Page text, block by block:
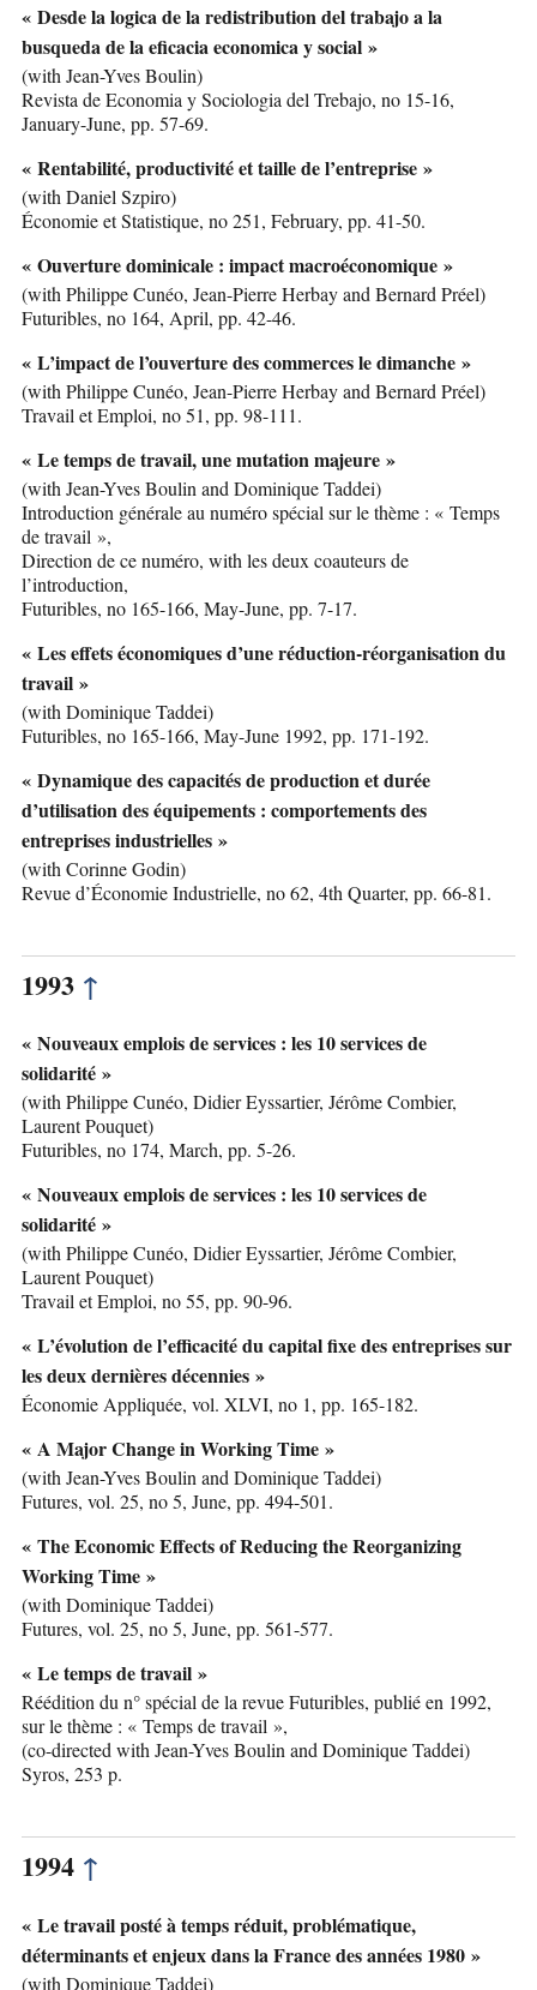
« Desde la logica de la redistribution del trabajo a la
busqueda de la eficacia economica y social »
(with Jean-Yves Boulin)
Revista de Economia y Sociologia del Trebajo, no 15-16,
January-June, pp. 57-69.
« Rentabilité, productivité et taille de l’entreprise »
(with Daniel Szpiro)
Économie et Statistique, no 251, February, pp. 41-50.
« Ouverture dominicale : impact macroéconomique »
(with Philippe Cunéo, Jean-Pierre Herbay and Bernard Préel)
Futuribles, no 164, April, pp. 42-46.
« L’impact de l’ouverture des commerces le dimanche »
(with Philippe Cunéo, Jean-Pierre Herbay and Bernard Préel)
Travail et Emploi, no 51, pp. 98-111.
« Le temps de travail, une mutation majeure »
(with Jean-Yves Boulin and Dominique Taddei)
Introduction générale au numéro spécial sur le thème : « Temps
de travail »,
Direction de ce numéro, with les deux coauteurs de
l’introduction,
Futuribles, no 165-166, May-June, pp. 7-17.
« Les effets économiques d’une réduction-réorganisation du
travail »
(with Dominique Taddei)
Futuribles, no 165-166, May-June 1992, pp. 171-192.
« Dynamique des capacités de production et durée
d’utilisation des équipements : comportements des
entreprises industrielles »
(with Corinne Godin)
Revue d’Économie Industrielle, no 62, 4th Quarter, pp. 66-81.
1993 ↑
« Nouveaux emplois de services : les 10 services de
solidarité »
(with Philippe Cunéo, Didier Eyssartier, Jérôme Combier,
Laurent Pouquet)
Futuribles, no 174, March, pp. 5-26.
« Nouveaux emplois de services : les 10 services de
solidarité »
(with Philippe Cunéo, Didier Eyssartier, Jérôme Combier,
Laurent Pouquet)
Travail et Emploi, no 55, pp. 90-96.
« L’évolution de l’efficacité du capital fixe des entreprises sur
les deux dernières décennies »
Économie Appliquée, vol. XLVI, no 1, pp. 165-182.
« A Major Change in Working Time »
(with Jean-Yves Boulin and Dominique Taddei)
Futures, vol. 25, no 5, June, pp. 494-501.
« The Economic Effects of Reducing the Reorganizing
Working Time »
(with Dominique Taddei)
Futures, vol. 25, no 5, June, pp. 561-577.
« Le temps de travail »
Réédition du n° spécial de la revue Futuribles, publié en 1992,
sur le thème : « Temps de travail »,
(co-directed with Jean-Yves Boulin and Dominique Taddei)
Syros, 253 p.
1994 ↑
« Le travail posté à temps réduit, problématique,
déterminants et enjeux dans la France des années 1980 »
(with Dominique Taddei)